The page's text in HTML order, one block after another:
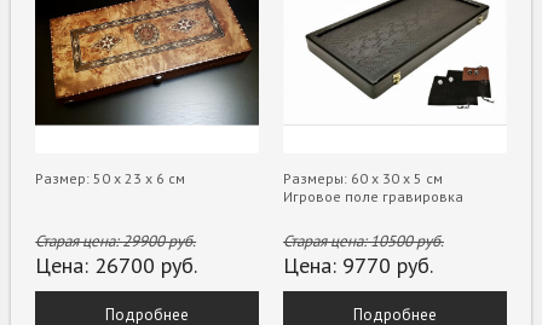
Размер: 50 х 23 х 6 см
Старая цена:29900руб.
Цена: 26700 руб.
Подробнее
Размеры: 60 х 30 х 5 см
Игровое поле гравировка
Старая цена:10500руб.
Цена: 9770 руб.
Подробнее